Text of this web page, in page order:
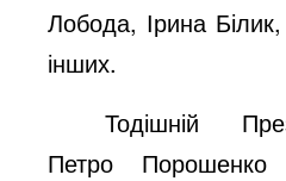
Лобода, Ірина
інших.
Тодішній
Петро Порошенко